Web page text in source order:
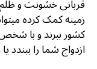
قربانی خشونت و
زمینه کمک کرده
کشور ببرند و با
ازدواج شما را